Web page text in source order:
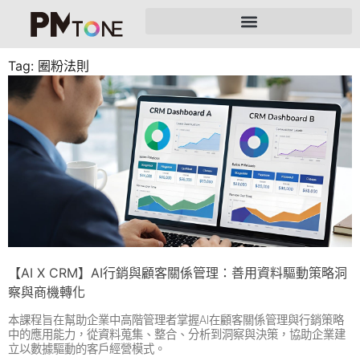
Tag: 圈粉法則
【AI X CRM】AI行銷與顧客關係管理：善用資料驅動策略洞
察與商機轉化
本課程旨在幫助企業中高階管理者掌握AI在顧客關係管理與行銷策略
中的應用能力，從資料蒐集、整合、分析到洞察與決策，協助企業建
立以數據驅動的客戶經營模式。